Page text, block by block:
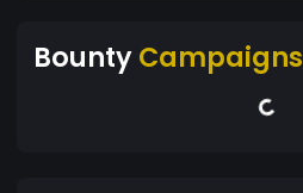
BountyCampaigns